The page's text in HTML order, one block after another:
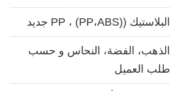
البلاستيك ((PP،ABS) ، PP جديد
الذهب، الفضة، النحاس و حسب
طلب العميل